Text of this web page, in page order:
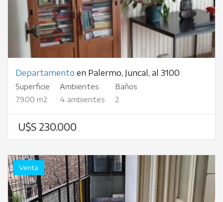
Departamento en Palermo, Juncal, al 3100
Superficie
79.00 m2
Ambientes
4 ambientes
Baños
2
U$S 230.000
Venta